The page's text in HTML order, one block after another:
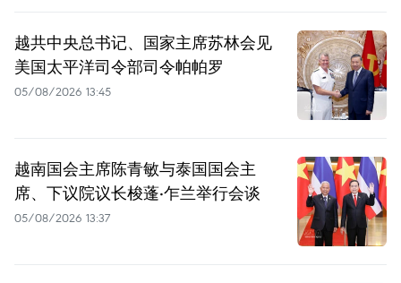
越共中央总书记、国家主席苏林会见
美国太平洋司令部司令帕帕罗
05/08/2026 13:45
越南国会主席陈青敏与泰国国会主
席、下议院议长梭蓬·乍兰举行会谈
05/08/2026 13:37